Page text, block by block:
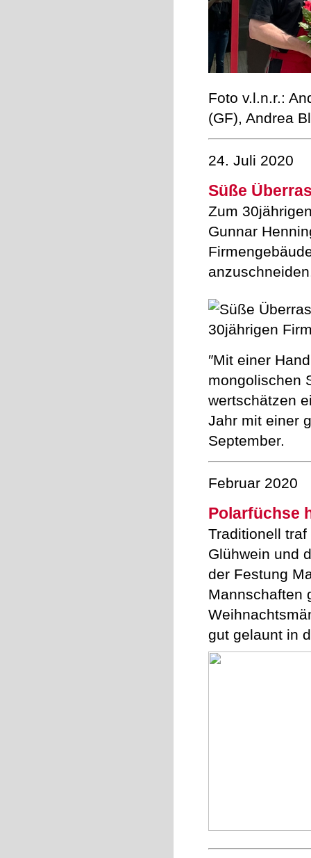
Foto v.l.n.r.:
(GF), Andrea
24. Juli 2020
Süße
Zum
Gunnar
″Mit einer
mongolischen
wertschätzen
Jahr mit einer
September.
Februar 2020
Polarfüchse
Traditionell
Glühwein und
der Festung
Mannschaften
gut gelaunt in